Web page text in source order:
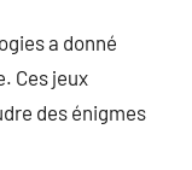
a donné
Ces jeux
des énigmes